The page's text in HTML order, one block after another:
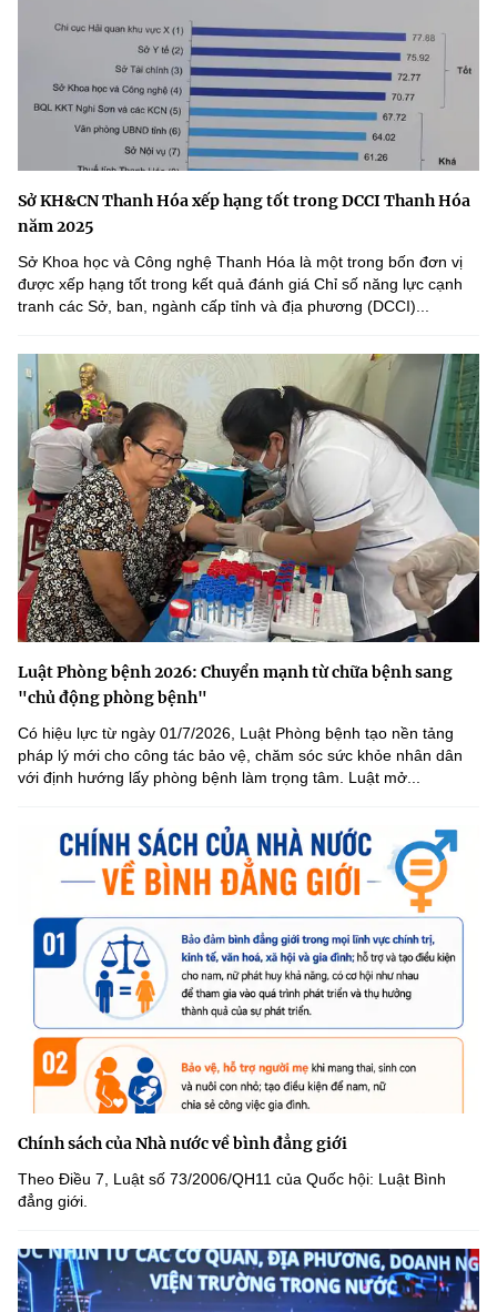
Sở KH&CN Thanh Hóa xếp hạng tốt trong DCCI Thanh Hóa
năm 2025
Sở Khoa học và Công nghệ Thanh Hóa là một trong bốn đơn vị
được xếp hạng tốt trong kết quả đánh giá Chỉ số năng lực cạnh
tranh các Sở, ban, ngành cấp tỉnh và địa phương (DCCI)...
Luật Phòng bệnh 2026: Chuyển mạnh từ chữa bệnh sang
"chủ động phòng bệnh"
Có hiệu lực từ ngày 01/7/2026, Luật Phòng bệnh tạo nền tảng
pháp lý mới cho công tác bảo vệ, chăm sóc sức khỏe nhân dân
với định hướng lấy phòng bệnh làm trọng tâm. Luật mở...
Chính sách của Nhà nước về bình đẳng giới
Theo Điều 7, Luật số 73/2006/QH11 của Quốc hội: Luật Bình
đẳng giới.